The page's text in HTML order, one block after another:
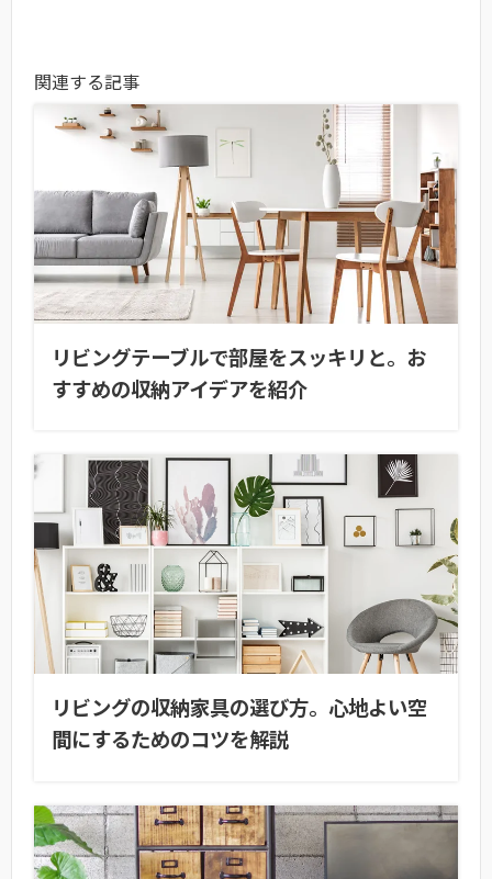
関連する記事
リビングテーブルで部屋をスッキリと。お
すすめの収納アイデアを紹介
リビングの収納家具の選び方。心地よい空
間にするためのコツを解説